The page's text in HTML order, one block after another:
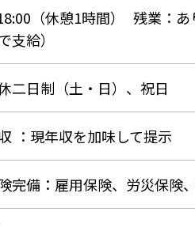
（休憩1時間） 残業：
支給）
二日制（土・日）、祝日
：現年収を加味して提示
完備：雇用保険、労災保険